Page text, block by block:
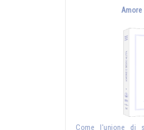
Come l'unione di